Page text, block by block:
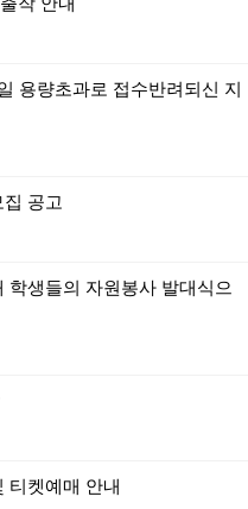
용량초과로 접수반려되신 지
공고
학생들의 자원봉사 발대식으
티켓예매 안내